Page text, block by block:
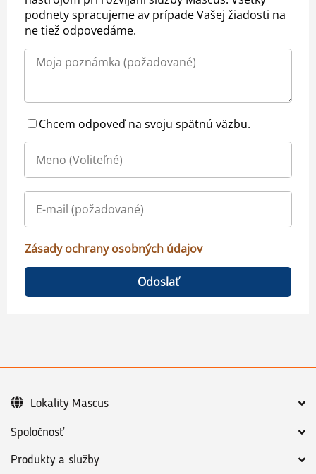
podnety spracujeme av prípade Vašej žiadosti na
ne tiež odpovedáme.
Chcem odpoveď na svoju spätnú väzbu.
Zásady ochrany osobných údajov
Odoslať
Spoločnosť
Produkty a služby
Lokality Mascus